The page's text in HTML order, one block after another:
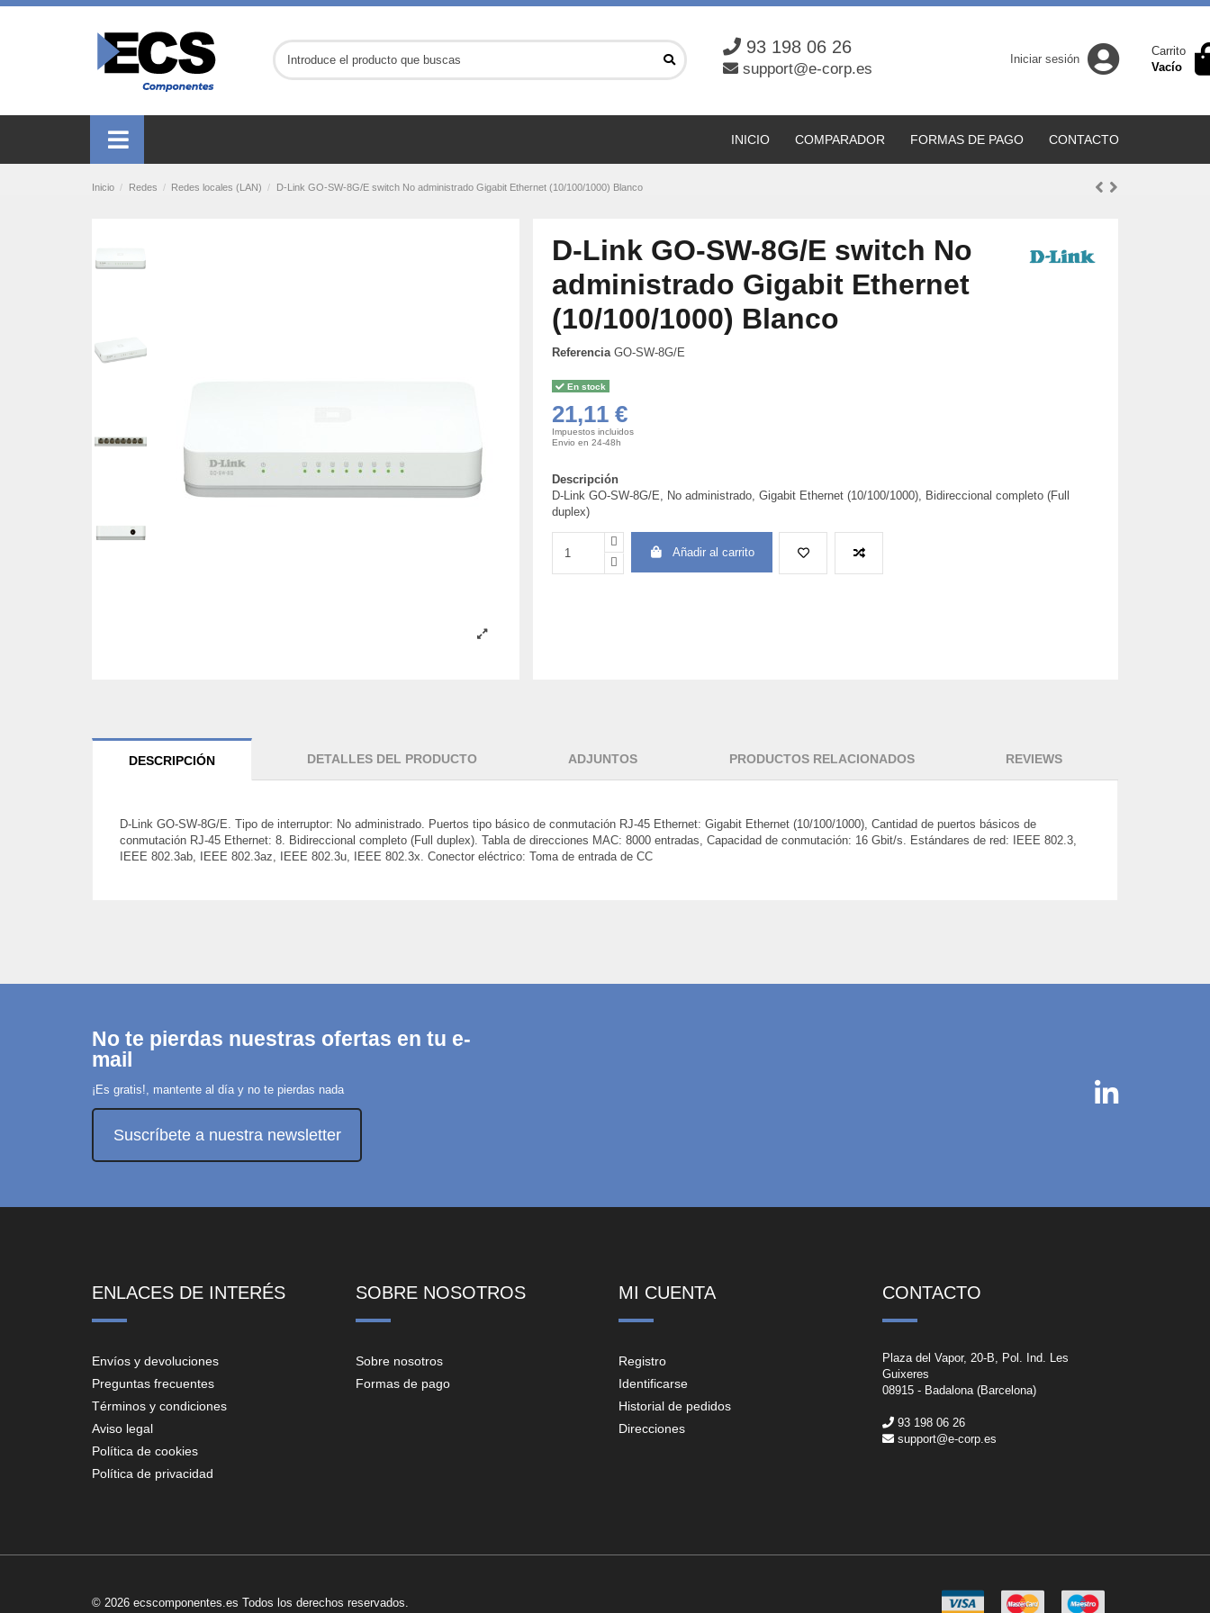
93 198 06 26
support@e-corp.es
Iniciar sesión
Carrito
Vacío
CONTACTO
FORMAS DE PAGO
COMPARADOR
INICIO
Inicio Redes Redes locales (LAN) D-Link GO-SW-8G/E switch No administrado Gigabit Ethernet (10/100/1000) Blanco
D-Link GO-SW-8G/E switch No
administrado Gigabit Ethernet
(10/100/1000) Blanco
Referencia GO-SW-8G/E
En stock
21,11 €
Impuestos incluidos
Envio en 24-48h
Descripción
D-Link GO-SW-8G/E, No administrado, Gigabit Ethernet (10/100/1000), Bidireccional completo (Full
duplex)
Añadir al carrito
DESCRIPCIÓN DETALLES DEL PRODUCTO ADJUNTOS PRODUCTOS RELACIONADOS REVIEWS
D-Link GO-SW-8G/E. Tipo de interruptor: No administrado. Puertos tipo básico de conmutación RJ-45 Ethernet: Gigabit Ethernet (10/100/1000), Cantidad de puertos básicos de
conmutación RJ-45 Ethernet: 8. Bidireccional completo (Full duplex). Tabla de direcciones MAC: 8000 entradas, Capacidad de conmutación: 16 Gbit/s. Estándares de red: IEEE 802.3,
IEEE 802.3ab, IEEE 802.3az, IEEE 802.3u, IEEE 802.3x. Conector eléctrico: Toma de entrada de CC
No te pierdas nuestras ofertas en tu e-
mail
¡Es gratis!, mantente al día y no te pierdas nada
Suscríbete a nuestra newsletter
ENLACES DE INTERÉS
Envíos y devoluciones
Preguntas frecuentes
Términos y condiciones
Aviso legal
Política de cookies
Política de privacidad
SOBRE NOSOTROS
Sobre nosotros
Formas de pago
MI CUENTA
Registro
Identificarse
Historial de pedidos
Direcciones
CONTACTO
Plaza del Vapor, 20-B, Pol. Ind. Les
Guixeres
08915 - Badalona (Barcelona)
93 198 06 26
support@e-corp.es
© 2026 ecscomponentes.es Todos los derechos reservados.